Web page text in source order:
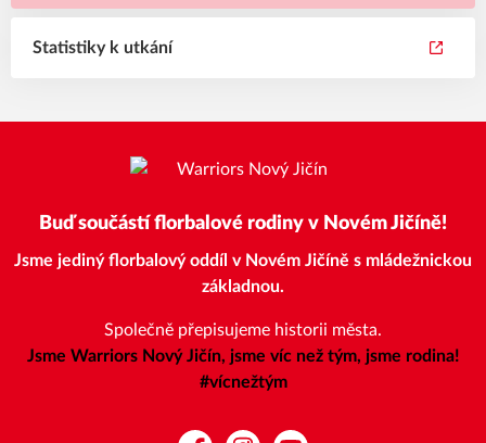
Statistiky k utkání
Buď součástí florbalové rodiny v Novém Jičíně!
Jsme jediný florbalový oddíl v Novém Jičíně s mládežnickou
základnou.
Společně přepisujeme historii města.
Jsme Warriors Nový Jičín, jsme víc než tým, jsme rodina!
#vícnežtým